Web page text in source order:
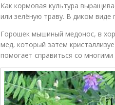
Как кормовая культура
или зелёную траву. В диком
Горошек мышиный медонос, в
мед, который затем
помогает справиться со